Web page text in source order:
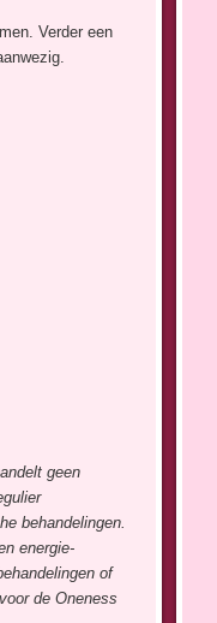
Verder een
geen
behandelingen.
energie-
of
de Oneness